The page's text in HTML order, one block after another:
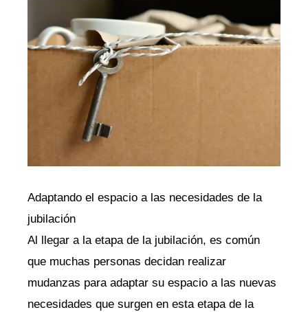
Adaptando el espacio a las‌ necesidades ‍de la
jubilación
Al llegar‍ a la etapa ​de la jubilación, es⁤ común
que muchas​ personas decidan realizar
mudanzas para adaptar su espacio a las nuevas
necesidades que surgen ‍en esta‌ etapa de la